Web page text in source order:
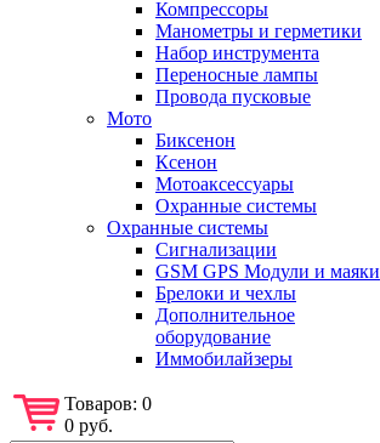
Компрессоры
Манометры и герметики
Набор инструмента
Переносные лампы
Провода пусковые
Мото
Биксенон
Ксенон
Мотоаксессуары
Охранные системы
Охранные системы
Сигнализации
GSM GPS Модули и маяки
Брелоки и чехлы
Дополнительное
оборудование
Иммобилайзеры
Товаров: 0
0 руб.